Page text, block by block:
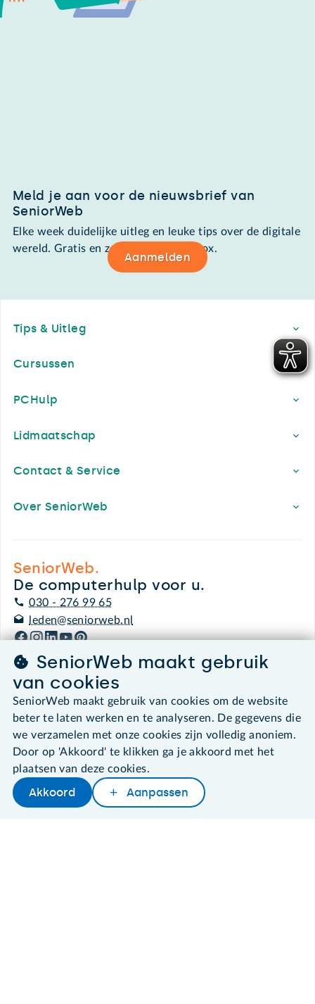
Later lezenDelenWoordenboek
Meld je aan voor de nieuwsbrief van
SeniorWeb
Elke week duidelijke uitleg en leuke tips over de digitale
wereld. Gratis en zomaar in de mailbox.
Aanmelden
Tips & Uitleg
Cursussen
PCHulp
Lidmaatschap
Contact & Service
Over SeniorWeb
SeniorWeb.
De computerhulp voor u.
030 - 276 99 65
leden@seniorweb.nl
©2026 SeniorWeb
Algemene voorwaarden
Cookies en cookie-instellingen
Disclaimer
Privacybeleid
About SeniorWeb
SeniorWeb maakt gebruik
van cookies
SeniorWeb maakt gebruik van cookies om de website
beter te laten werken en te analyseren. De gegevens die
we verzamelen met onze cookies zijn volledig anoniem.
Door op 'Akkoord' te klikken ga je akkoord met het
plaatsen van deze cookies.
Akkoord Aanpassen